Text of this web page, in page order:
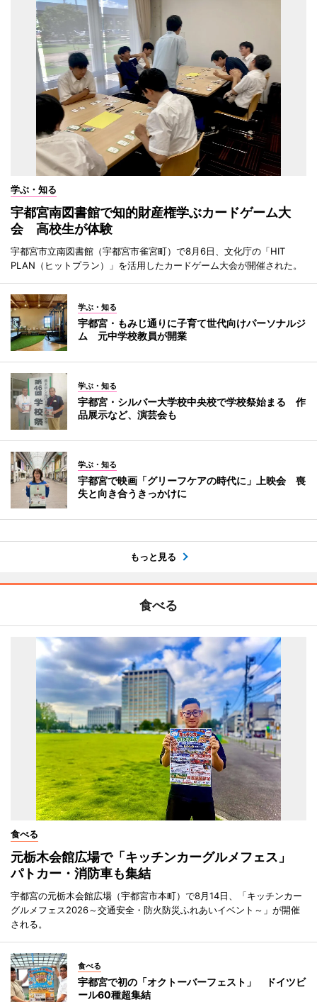
学ぶ・知る
宇都宮南図書館で知的財産権学ぶカードゲーム大
会 高校生が体験
宇都宮市立南図書館（宇都宮市雀宮町）で8月6日、文化庁の「HIT
PLAN（ヒットプラン）」を活用したカードゲーム大会が開催された。
学ぶ・知る
宇都宮・もみじ通りに子育て世代向けパーソナルジ
ム 元中学校教員が開業
学ぶ・知る
宇都宮・シルバー大学校中央校で学校祭始まる 作
品展示など、演芸会も
学ぶ・知る
宇都宮で映画「グリーフケアの時代に」上映会 喪
失と向き合うきっかけに
もっと見る
食べる
食べる
元栃木会館広場で「キッチンカーグルメフェス」
パトカー・消防車も集結
宇都宮の元栃木会館広場（宇都宮市本町）で8月14日、「キッチンカー
グルメフェス2026～交通安全・防火防災ふれあいイベント～」が開催
される。
食べる
宇都宮で初の「オクトーバーフェスト」 ドイツビ
ール60種超集結